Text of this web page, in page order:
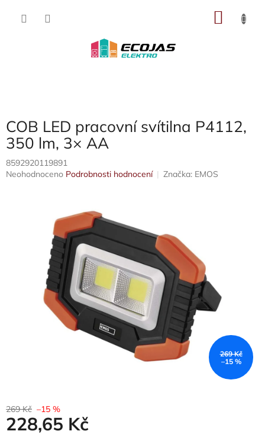
COB LED pracovní svítilna P4112,
350 lm, 3× AA
8592920119891
Průměrné
Neohodnoceno Podrobnosti hodnocení Značka: EMOS
269 Kč
–15 %
269 Kč –15 %
228,65 Kč